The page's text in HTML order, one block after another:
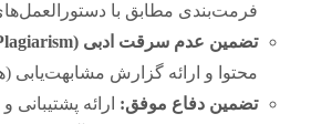
فرمت‌بندی مطابق با
تضمین عدم سرقت ادبی (Plagiarism):
محتوا و ارائه گزارش مشابهت‌یابی
تضمین دفاع موفق: ارائه پشتیبانی